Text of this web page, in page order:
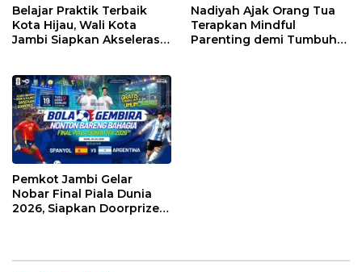
Belajar Praktik Terbaik
Kota Hijau, Wali Kota
Jambi Siapkan Akselerasi
Nadiyah Ajak Orang Tua
Terapkan Mindful
Parenting demi Tumbuh
Pemkot Jambi Gelar
Nobar Final Piala Dunia
2026, Siapkan Doorprize